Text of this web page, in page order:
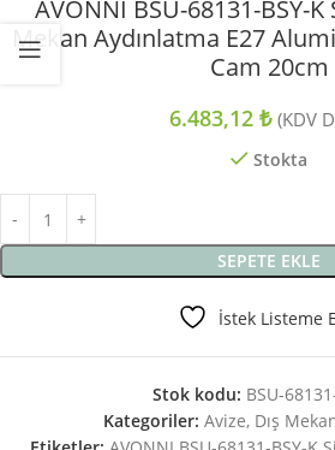
AVONNI BSU-68131-BSY-K
Mekan Aydınlatma E27
Cam 20cm
6.483,12 ₺ (KDV
Stokta
SEPETE EKLE
İstek Listeme
Stok kodu: BSU-
Kategoriler: Avize, Dış